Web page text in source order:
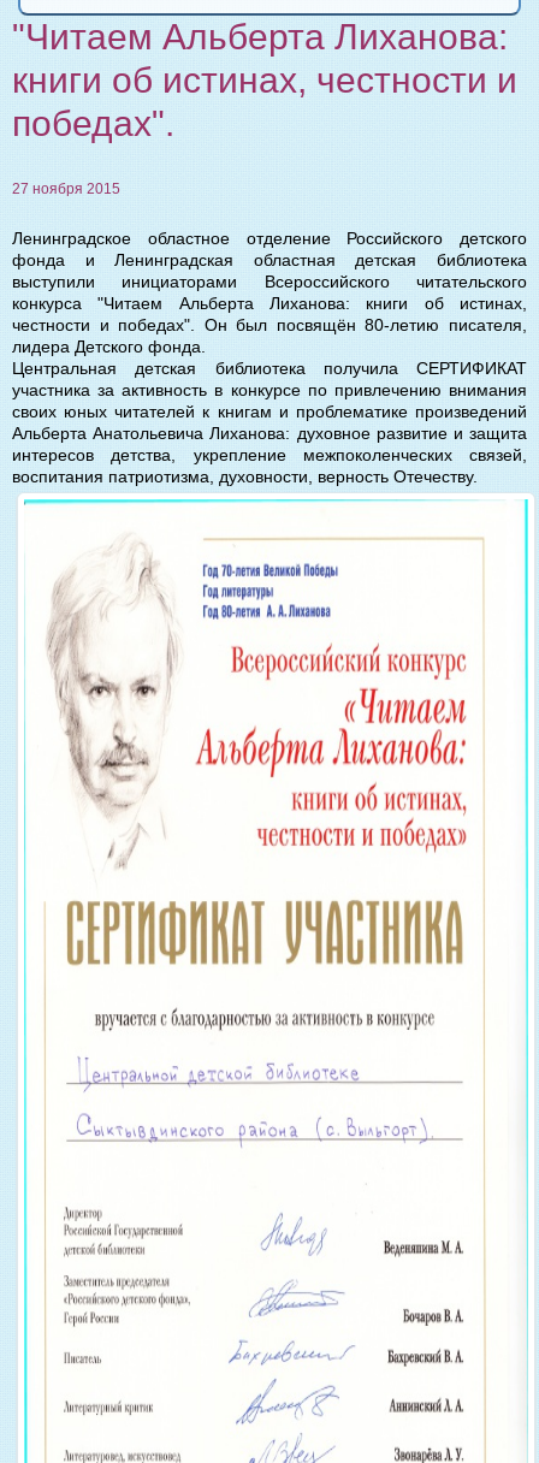
"Читаем Альберта Лиханова:
книги об истинах, честности и
победах".
27 ноября 2015
Ленинградское областное отделение Российского детского
фонда и Ленинградская областная детская библиотека
выступили инициаторами Всероссийского читательского
конкурса "Читаем Альберта Лиханова: книги об истинах,
честности и победах". Он был посвящён 80-летию писателя,
лидера Детского фонда.
Центральная детская библиотека получила СЕРТИФИКАТ
участника за активность в конкурсе по привлечению внимания
своих юных читателей к книгам и проблематике произведений
Альберта Анатольевича Лиханова: духовное развитие и защита
интересов детства, укрепление межпоколенческих связей,
воспитания патриотизма, духовности, верность Отечеству.